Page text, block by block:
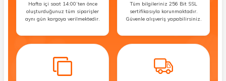
Hafta içi saat 14:00’ten önce
oluşturduğunuz tüm siparişler
aynı gün kargoya verilmektedir.
Tüm bilgileriniz 256 Bit SSL
sertifikasıyla korunmaktadır.
Güvenle alışveriş yapabilirsiniz.